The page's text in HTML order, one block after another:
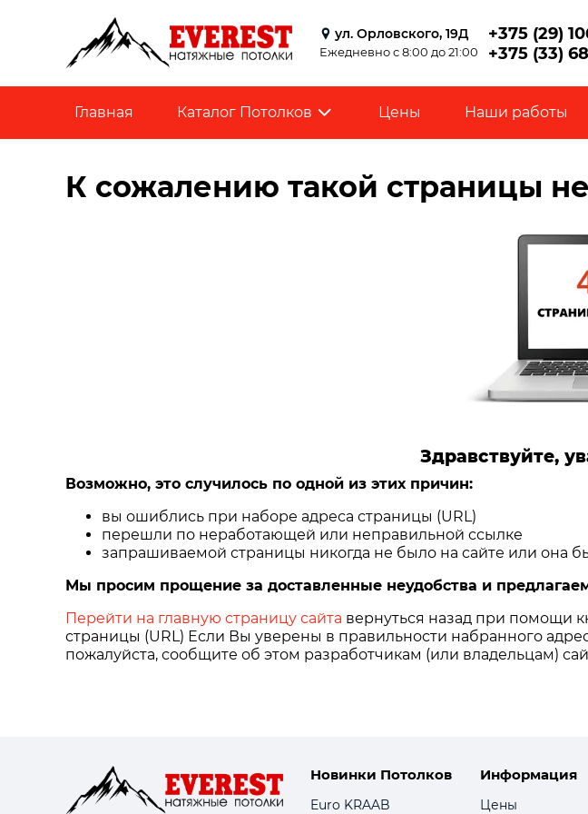
ул. Орловского, 19Д
Ежедневно с 8:00 до 21:00
+375 (29)
+375 (33)
Главная Каталог Потолков Цены Наши работы
К сожалению такой страницы
Здравствуйте,
Возможно, это случилось по одной из этих причин:
вы ошиблись при наборе адреса страницы (URL)
перешли по неработающей или неправильной ссылке
запрашиваемой страницы никогда не было на сайте или она
Мы просим прощение за доставленные неудобства и
Перейти на главную страницу сайта вернуться назад при помощи
страницы (URL) Если Вы уверены в правильности набранного
пожалуйста, сообщите об этом разработчикам (или владельцам)
Новинки Потолков
Euro KRAAB
Информация
Цены